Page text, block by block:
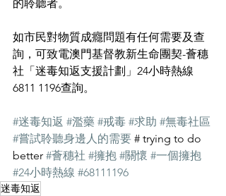
的聆聽者。
如市民對物質成癮問題有任何需要及查
詢，可致電澳門基督教新生命團契-薈穗
社「迷毒知返支援計劃」24小時熱線
6811 1196查詢。
#迷毒知返 #濫藥 #戒毒 #求助 #無毒社區
#嘗試聆聽身邊人的需要 # trying to do
better #薈穗社 #擁抱 #關懷 #一個擁抱
#24小時熱線 #68111196
迷毒知返